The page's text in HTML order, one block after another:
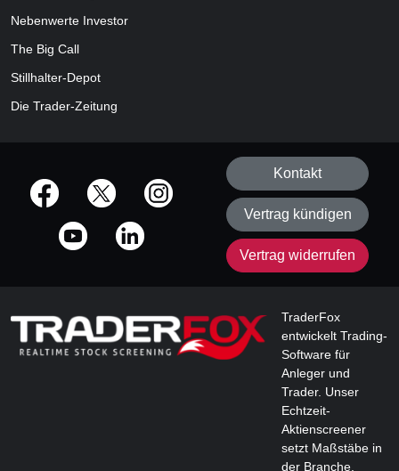
Nebenwerte Investor
The Big Call
Stillhalter-Depot
Die Trader-Zeitung
offizielle Social Media-Accounts
Kontakt
Vertrag kündigen
Vertrag widerrufen
TraderFox
entwickelt Trading-
Software für
Anleger und
Trader. Unser
Echtzeit-
Aktienscreener
setzt Maßstäbe in
der Branche.